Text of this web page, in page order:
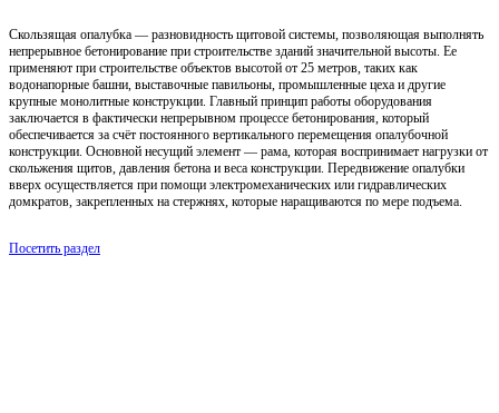
Скользящая опалубка — разновидность щитовой системы, позволяющая выполнять
непрерывное бетонирование при строительстве зданий значительной высоты. Ее
применяют при строительстве объектов высотой от 25 метров, таких как
водонапорные башни, выставочные павильоны, промышленные цеха и другие
крупные монолитные конструкции. Главный принцип работы оборудования
заключается в фактически непрерывном процессе бетонирования, который
обеспечивается за счёт постоянного вертикального перемещения опалубочной
конструкции. Основной несущий элемент — рама, которая воспринимает нагрузки от
скольжения щитов, давления бетона и веса конструкции. Передвижение опалубки
вверх осуществляется при помощи электромеханических или гидравлических
домкратов, закрепленных на стержнях, которые наращиваются по мере подъема.
Посетить раздел